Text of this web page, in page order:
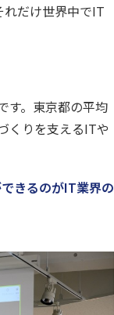
れだけ世界中でIT
す。東京都の平均
くりを支えるITや
きるのがIT業界の